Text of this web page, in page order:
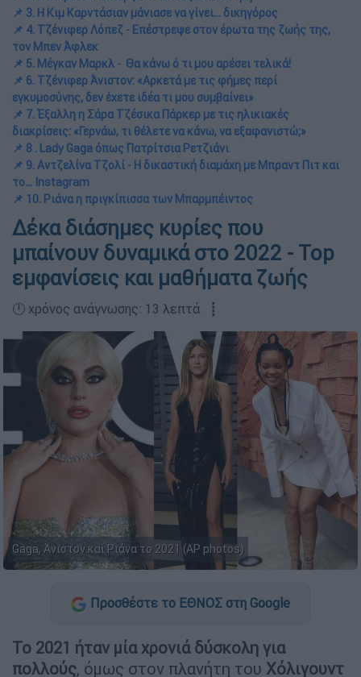
📌 3. Η Κιμ Καρντάσιαν μάνιασε να γίνει... δικηγόρος
📌 4. Τζένιφερ Λόπεζ - Επέστρεψε στον έρωτα της ζωής της,
τον Μπεν Άφλεκ
📌 5. Μέγκαν Μαρκλ - Θα κάνω ό τι μου αρέσει τελικά!
📌 6. Τζένιφερ Άνιστον: «Αρκετά με τις φήμες περί
εγκυμοσύνης, δεν έχετε ιδέα τι μου συμβαίνει»
📌 7. Έξαλλη η Σάρα Τζέσικα Πάρκερ με τις ηλικιακές
διακρίσεις: «Γερνάω, τι θέλετε να κάνω, να εξαφανιστώ;»
📌 8 . Lady Gaga όπως Πατρίτσια Ρετζιάνι
📌 9. Αντζελίνα Τζολί - Η δικαστική διαμάχη με Μπραντ Πιτ και
το... Instagram
📌 10. Ριάνα η πριγκίπισσα των Μπαρμπέιντος
Δέκα διάσημες κυρίες που
μπαίνουν δυναμικά στο 2022 - Top
εμφανίσεις και μαθήματα ζωής
🕛 χρόνος ανάγνωσης: 13 λεπτά ┋
Gaga, Άνιστον και Ριάνα το 2021 (AP photos)
Προσθέστε το ΕΘΝΟΣ στη Google
Το 2021 ήταν μία χρονιά δύσκολη για
πολλούς, όμως στον πλανήτη του Χόλιγουντ